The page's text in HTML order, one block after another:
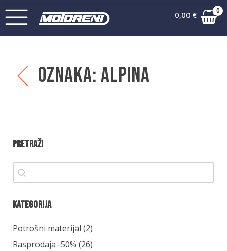
0,00 € 0
Oznaka:Alpina
Pretraži
Pretraži
Pretraži
Kategorija
Kategorija
Potrošni materijal (2)
Rasprodaja -50% (26)